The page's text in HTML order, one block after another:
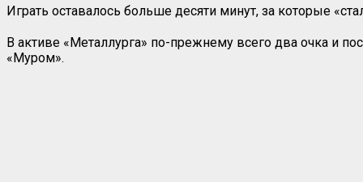
Играть оставалось больше десяти минут, за которые
В активе «Металлурга» по-прежнему всего два очка и
«Муром».